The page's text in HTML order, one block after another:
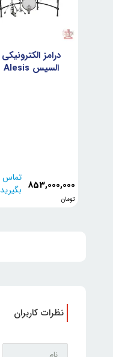
درامز الکترونیکی
السیس Alesis
853,000,000
تومان
تماس
بگیرید
نظرات کاربران